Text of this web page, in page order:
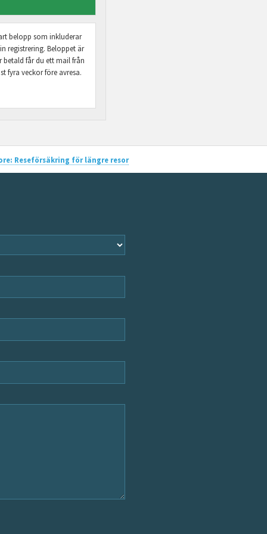
belopp som inkluderar
registrering. Beloppet är
betald får du ett mail från
fyra veckor före avresa.
Reseförsäkring för längre resor